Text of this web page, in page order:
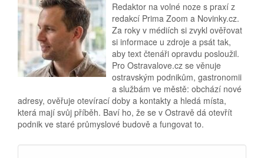
Redaktor na volné noze s praxí z
redakcí Prima Zoom a Novinky.cz.
Za roky v médiích si zvykl ověřovat
si informace u zdroje a psát tak,
aby text čtenáři opravdu posloužil.
Pro Ostravalove.cz se věnuje
ostravským podnikům, gastronomii
a službám ve městě: obchází nové
adresy, ověřuje otevírací doby a kontakty a hledá místa,
která mají svůj příběh. Baví ho, že se v Ostravě dá otevřít
podnik ve staré průmyslové budově a fungovat to.